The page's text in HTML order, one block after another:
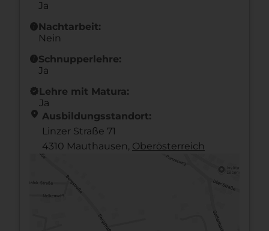
Ja
infoNachtarbeit:
Nein
infoSchnupperlehre:
Ja
new_releasesLehre mit Matura:
Ja
location_on Ausbildungsstandort:
Linzer Straße 71
4310 Mauthausen, Ober­österreich